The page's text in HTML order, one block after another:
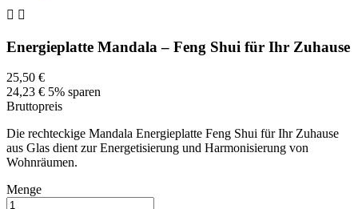
 
Energieplatte Mandala – Feng Shui für Ihr Zuhause
25,50 €
24,23 € 5% sparen
Bruttopreis
Die rechteckige Mandala Energieplatte Feng Shui für Ihr Zuhause
aus Glas dient zur Energetisierung und Harmonisierung von
Wohnräumen.
Menge